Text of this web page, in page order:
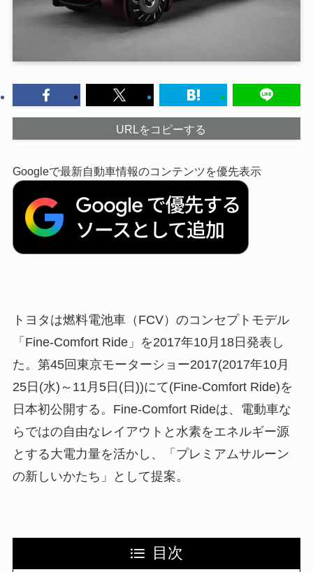
URLをコピーする
Googleで最新自動車情報のコンテンツを優先表示
トヨタは燃料電池車（FCV）のコンセプトモデル
「Fine-Comfort Ride」を2017年10月18日発表し
た。第45回東京モーターショー2017(2017年10月
25日(水)～11月5日(日))にて(Fine-Comfort Ride)を
日本初公開する。Fine-Comfort Rideは、電動車な
らではの自由なレイアウトと水素をエネルギー源
とする大電力量を活かし、「プレミアムサルーン
の新しいかたち」として提案。
目次